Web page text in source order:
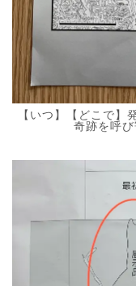
【いつ】【どこで】
奇跡を呼